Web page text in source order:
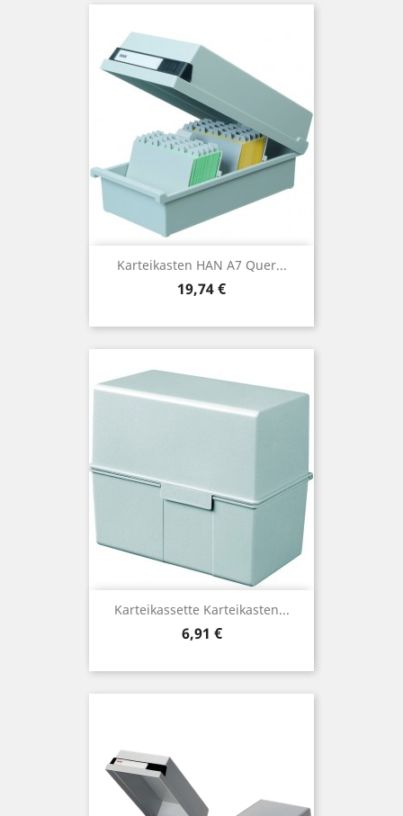
Karteikasten HAN A7 Quer...
Preis
19,74 €
Karteikassette Karteikasten...
Preis
6,91 €